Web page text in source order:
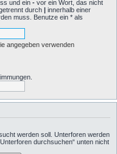
und ein - vor ein Wort, das nicht
durch | innerhalb einer
muss. Benutze ein * als
angegeben verwenden
werden soll. Unterforen werden
durchsuchen“ unten nicht